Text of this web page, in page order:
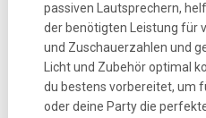
passiven Lautsprechern,
der benötigten Leistung für
und Zuschauerzahlen und
Licht und Zubehör optimal
du bestens vorbereitet, um
oder deine Party die